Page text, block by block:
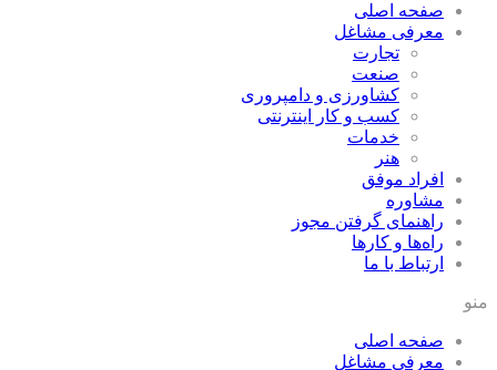
صفحه اصلی
معرفی مشاغل
تجارت
صنعت
كشاورزی و دامپروری
كسب و كار اينترنتی
خدمات
هنر
افراد موفق
مشاوره
راهنمای گرفتن مجوز
راه‌ها و كارها
ارتباط با ما
منو
صفحه اصلی
معرفی مشاغل